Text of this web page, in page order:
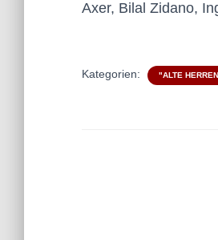
Axer, Bilal Zidano,
Kategorien: "ALTE